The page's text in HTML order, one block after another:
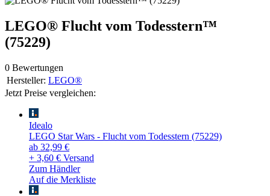
LEGO® Flucht vom Todesstern™
(75229)
0 Bewertungen
Hersteller: LEGO®
Jetzt Preise vergleichen:
Idealo
LEGO Star Wars - Flucht vom Todesstern (75229)
ab 32,99 €
+ 3,60 € Versand
Zum Händler
Auf die Merkliste